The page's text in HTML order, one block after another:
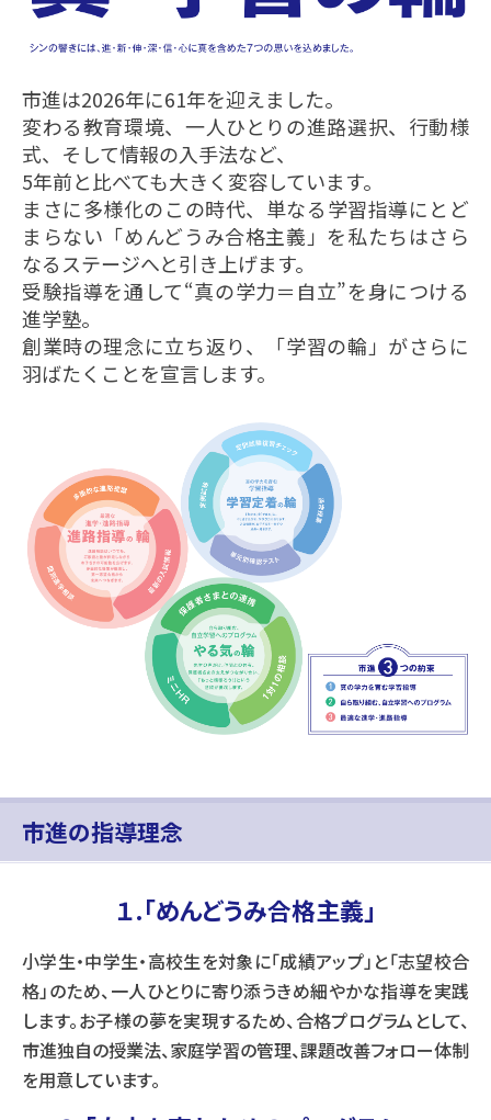
市進は2026年に61年を迎えました。
変わる教育環境、一人ひとりの進路選択、行動様
式、そして情報の入手法など、
5年前と比べても大きく変容しています。
まさに多様化のこの時代、単なる学習指導にとど
まらない「めんどうみ合格主義」を私たちはさら
なるステージへと引き上げます。
受験指導を通して“真の学力＝自立”を身につける
進学塾。
創業時の理念に立ち返り、「学習の輪」がさらに
羽ばたくことを宣言します。
市進の指導理念
１.「めんどうみ合格主義」
小学生・中学生・高校生を対象に「成績アップ」と「志望校合
格」のため、一人ひとりに寄り添うきめ細やかな指導を実践
します。お子様の夢を実現するため、合格プログラムとして、
市進独自の授業法、家庭学習の管理、課題改善フォロー体制
を用意しています。